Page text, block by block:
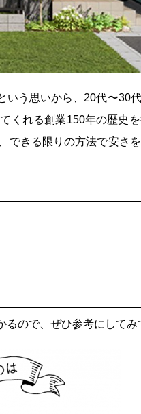
いう思いから、20代〜30
くれる創業150年の歴史
できる限りの方法で安さ
ので、ぜひ参考にしてみ